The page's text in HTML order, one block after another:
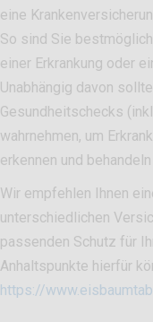
eine
So sind Sie
einer Erkrankung oder
Unabhängig davon
Gesundheitschecks
wahrnehmen, um
erkennen und behandeln
Wir empfehlen Ihnen
unterschiedlichen
passenden Schutz für
Anhaltspunkte hierfür
https://